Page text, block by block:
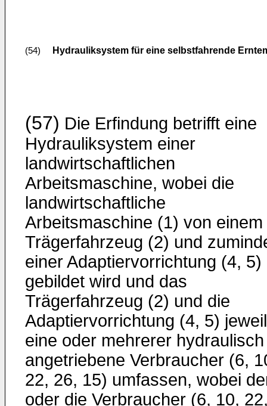
(54) Hydrauliksystem für eine selbstfahrende
(57) Die Erfindung betrifft eine
Hydrauliksystem einer
landwirtschaftlichen
Arbeitsmaschine, wobei die
landwirtschaftliche
Arbeitsmaschine (1) von einem
Trägerfahrzeug (2) und
einer Adaptiervorrichtung (4, 5)
gebildet wird und das
Trägerfahrzeug (2) und die
Adaptiervorrichtung (4, 5)
eine oder mehrerer hydraulisch
angetriebene Verbraucher (6,
22, 26, 15) umfassen, wobei
oder die Verbraucher (6, 10,